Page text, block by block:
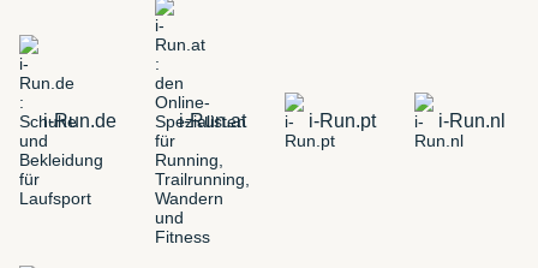
i-Run.de i-Run.at i-Run.pt i-Run.nl